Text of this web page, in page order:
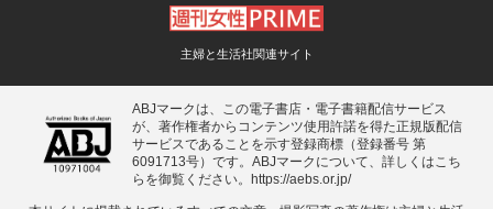
主婦と生活社関連サイト
ABJマークは、この電子書店・電子書籍配信サービス
が、著作権者からコンテンツ使用許諾を得た正規版配信
サービスであることを示す登録商標（登録番号 第
6091713号）です。ABJマークについて、詳しくはこち
らを御覧ください。
https://aebs.or.jp/